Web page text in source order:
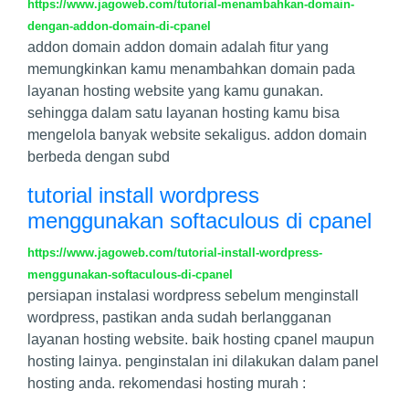
https://www.jagoweb.com/tutorial-menambahkan-domain-
dengan-addon-domain-di-cpanel
addon domain addon domain adalah fitur yang
memungkinkan kamu menambahkan domain pada
layanan hosting website yang kamu gunakan.
sehingga dalam satu layanan hosting kamu bisa
mengelola banyak website sekaligus. addon domain
berbeda dengan subd
tutorial install wordpress
menggunakan softaculous di cpanel
https://www.jagoweb.com/tutorial-install-wordpress-
menggunakan-softaculous-di-cpanel
persiapan instalasi wordpress sebelum menginstall
wordpress, pastikan anda sudah berlangganan
layanan hosting website. baik hosting cpanel maupun
hosting lainya. penginstalan ini dilakukan dalam panel
hosting anda. rekomendasi hosting murah :